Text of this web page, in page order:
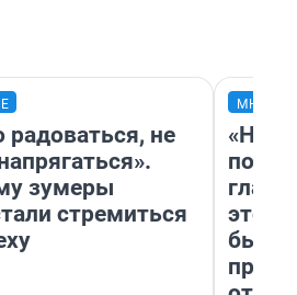
радоваться, не
зумеры
стремиться
этого
бьет